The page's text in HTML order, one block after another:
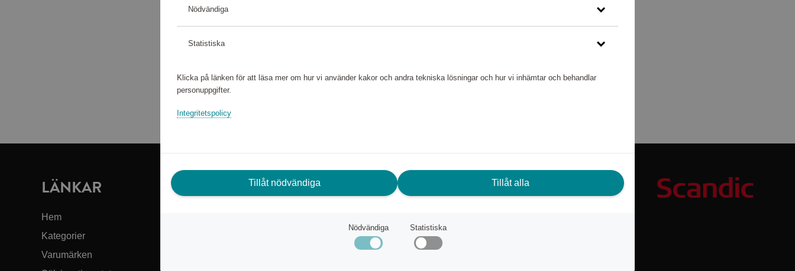
Nödvändiga
Statistiska
Klicka på länken för att läsa mer om hur vi använder kakor och andra tekniska lösningar och hur vi inhämtar och behandlar
personuppgifter.
Integritetspolicy
Tillåt nödvändiga Tillåt alla
Nödvändiga Statistiska
LÄNKAR
Hem
Kategorier
Varumärken
BEHÖVER DU HJÄLP?